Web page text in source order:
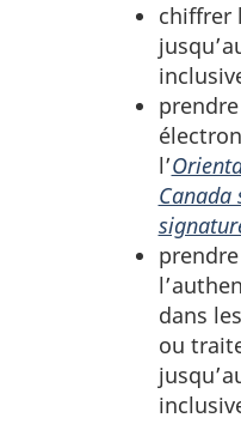
chiffrer
l’
Canada
dans
ou